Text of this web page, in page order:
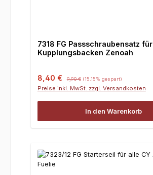
7318 FG Passschraubensatz für
Kupplungsbacken Zenoah
Verkaufspreis:
8,40 € 9,90 € (15.15% gespart)
Preise inkl. MwSt. zzgl. Versandkosten
In den Warenkorb